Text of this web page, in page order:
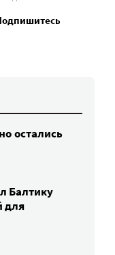
остались
Балтику
для